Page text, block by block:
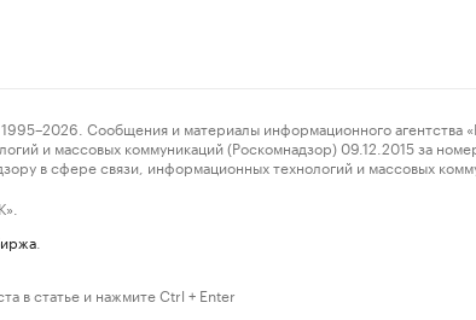
Сообщения и материалы информационного агентства
и массовых коммуникаций (Роскомнадзор) 09.12.2015 за
в сфере связи, информационных технологий и массовых
в статье и нажмите Ctrl + Enter